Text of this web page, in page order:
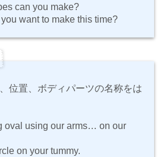
can you make?
want to make this time?
位置、ボディパーツの名称をは
oval using our arms… on our
on your tummy.